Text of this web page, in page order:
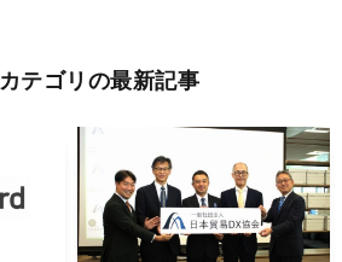
カテゴリの最新記事